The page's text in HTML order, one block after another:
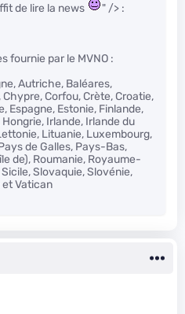
de lire la news " /> :
fournie par le MVNO :
Autriche, Baléares,
Corfou, Crète, Croatie,
Espagne, Estonie, Finlande,
Irlande, Irlande du
Lituanie, Luxembourg,
de Galles, Pays-Bas,
de), Roumanie, Royaume-
Slovaquie, Slovénie,
et Vatican